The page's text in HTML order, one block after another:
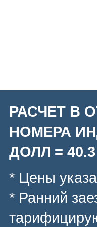
РАСЧЕТ В
НОМЕРА
ДОЛЛ =
* Цены
* Ранний